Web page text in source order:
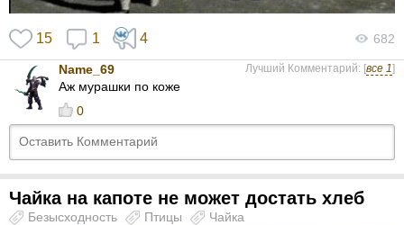
15 1 4 682
Name_69 Лучший Комментарий: [все 1]
Аж мурашки по коже
0
Чайка на капоте не может достать хлеб
Безысходность Птицы Чайка